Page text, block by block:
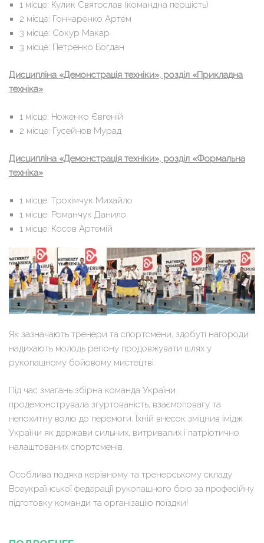
1 місце: Кулик Святослав (командна першість)
2 місце: Гончаренко Артем
3 місце: Сокур Макар
3 місце: Петренко Богдан
Дисципліна «Демонстрація техніки», розділ «Прикладна
техніка»
1 місце: Ноженко Євгеній
2 місце: Гусейнов Мурад
Дисципліна «Демонстрація техніки», розділ «Формальна
техніка»
1 місце: Трохімчук Михайло
1 місце: Романчук Данило
1 місце: Косов Артемій
Як зазначають тренери та спортсмени, здобуті нагороди
надихають молодь регіону продовжувати шлях у
рукопашному бойовому мистецтві.
Під час змагань збірна команда України
продемонструвала згуртованість, взаємоповагу та
непохитну волю до перемоги. Їхній внесок зміцнив імідж
України як держави сильних, витривалих і патріотично
налаштованих спортсменів.
Особлива подяка керівному та тренерському складу
Всеукраїнської федерації рукопашного бою за професійну
підготовку команди та організацію поїздки!